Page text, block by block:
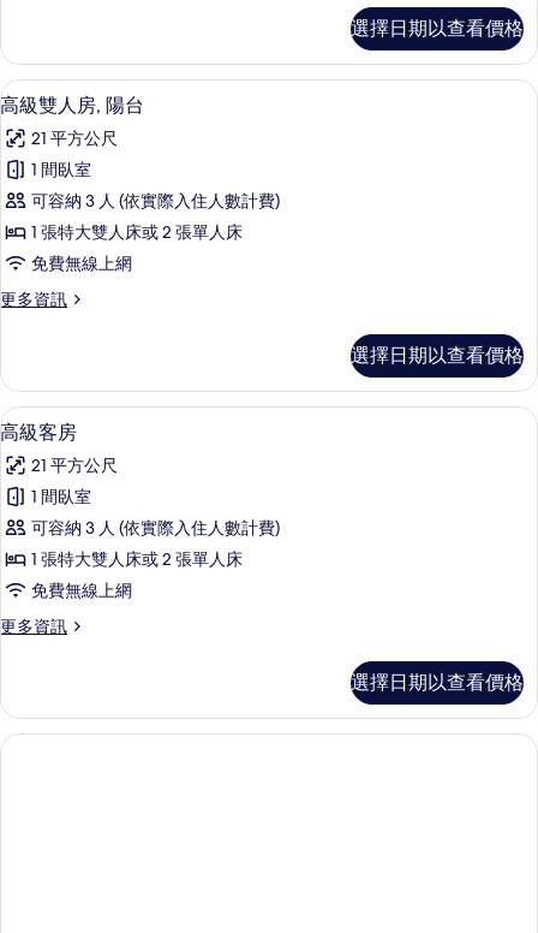
的
所
有
相
片
雙
人
房,
台
的
情
選擇日期以查看價格
顯
示
高
級
雙
人
房,
陽
的
所
有
相
片
迷你吧、客房內保險箱、書桌、遮光
16
高級雙人房, 陽台
21 平方公尺
1 間臥室
可容納 3 人 (依實際入住人數計費)
1 張特大雙人床或 2 張單人床
免費無線上網
更多資訊
更
雙
人
房,
台
的
情
選擇日期以查看價格
顯
示
高
級
客
房
的
所
相
片
高級客房 | 迷你吧、客房內保險箱、
24
高級客房
21 平方公尺
1 間臥室
可容納 3 人 (依實際入住人數計費)
1 張特大雙人床或 2 張單人床
免費無線上網
更多資訊
更
客
房
的
選擇日期以查看價格